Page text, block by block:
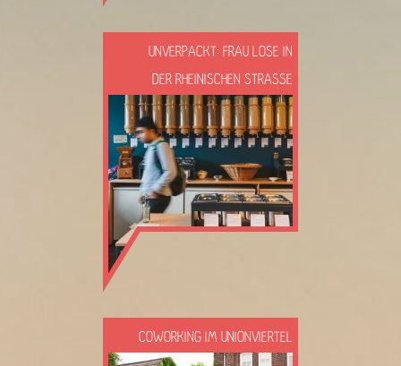
UNVERPACKT: FRAU LOSE IN
DER RHEINISCHEN STRASSE
COWORKING IM UNIONVIERTEL